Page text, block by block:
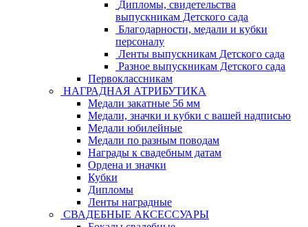
Дипломы, свидетельства
выпускникам Детского сада
Благодарности, медали и кубки
персоналу
Ленты выпускникам Детского сада
Разное выпускникам Детского сада
Первоклассникам
НАГРАДНАЯ АТРИБУТИКА
Медали закатные 56 мм
Медали, значки и кубки с вашей надписью
Медали юбилейные
Медали по разным поводам
Награды к свадебным датам
Ордена и значки
Кубки
Дипломы
Ленты наградные
СВАДЕБНЫЕ АКСЕССУАРЫ